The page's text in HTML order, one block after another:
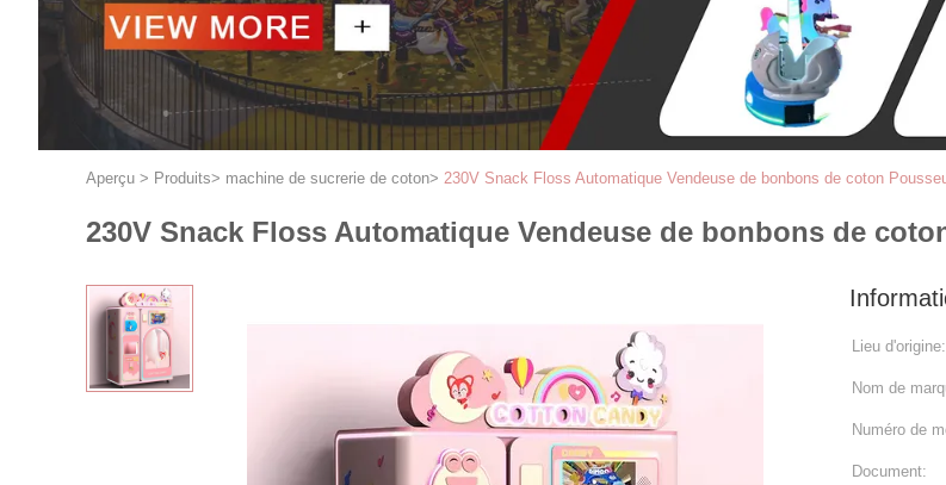
Aperçu > Produits> machine de sucrerie de coton> 230V Snack Floss Automatique Vendeuse de bonbons de coton
230V Snack Floss Automatique Vendeuse de bonbons de
Lieu d'origine:
Nom de
Numéro de
Document: